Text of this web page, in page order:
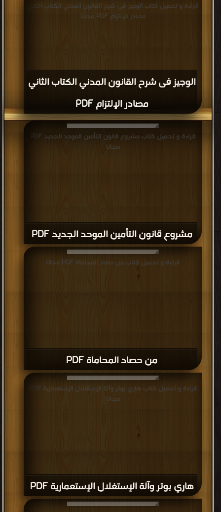
الوجيز فى شرح القانون المدني الكتاب الثاني
مصادر الإلتزام PDF
قراءة و تحميل كتاب الوجيز فى شرح القانون المدني الكتاب الثاني
مصادر الإلتزام PDF مجانا
مشروع قانون التأمين الموحد الجديد PDF
قراءة و تحميل كتاب مشروع قانون التأمين الموحد الجديد PDF
مجانا
من حصاد المحاماة PDF
قراءة و تحميل كتاب من حصاد المحاماة PDF مجانا
هاري بوتر وآلة الإستغلال الإستعمارية PDF
قراءة و تحميل كتاب هاري بوتر وآلة الإستغلال الإستعمارية PDF
مجانا